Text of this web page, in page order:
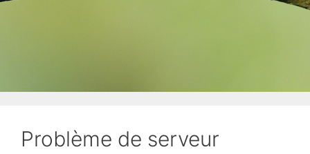
Problème de serveur